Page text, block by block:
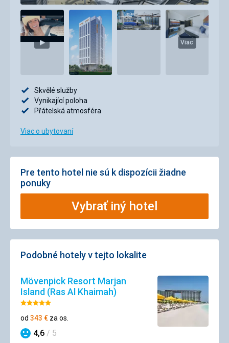
Viac
Skvělé služby
Vynikající poloha
Přátelská atmosféra
Viac o ubytovaní
Pre tento hotel nie sú k dispozícii žiadne
ponuky
Vybrať iný hotel
Podobné hotely v tejto lokalite
Mövenpick Resort Marjan
Island (Ras Al Khaimah)
Hodnotenie:
5/5
od 343 € za os.
Hodnotenie
4,6 / 5